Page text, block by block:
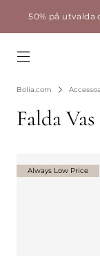
50% på utvalda
Bolia.com
Falda Vas
Always Low Price